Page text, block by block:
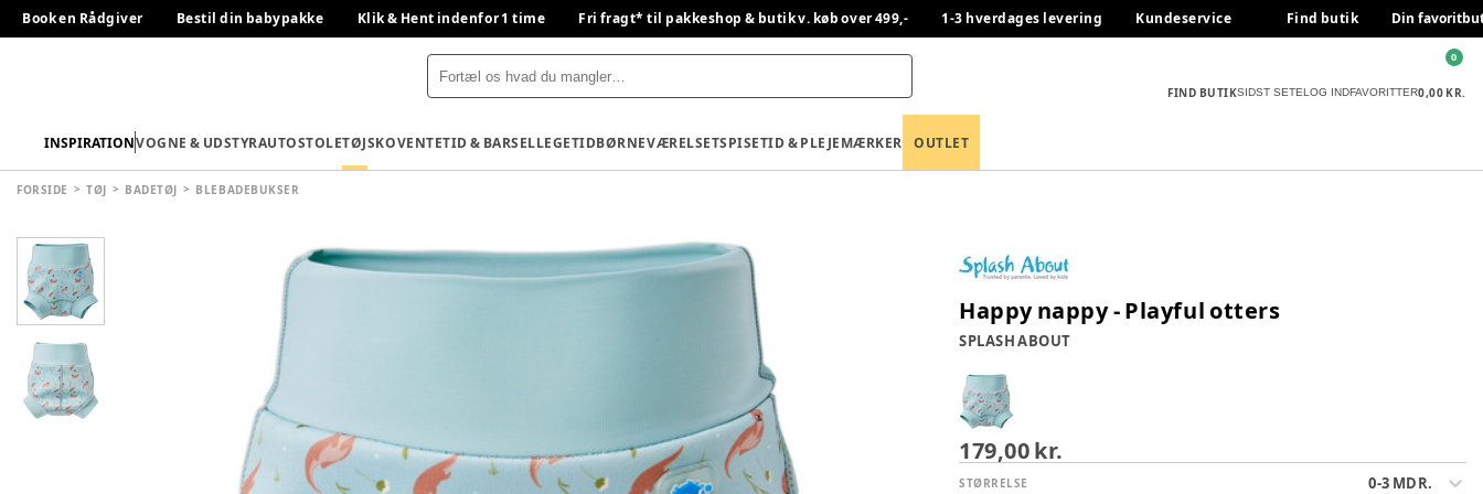
Book en Rådgiver Bestil din babypakke Klik & Hent indenfor 1 time Fri fragt* til pakkeshop & butik v. køb over 499,- 1-3 hverdages levering Kundeservice Find butik Din
FIND BUTIKSIDST SETELOG INDFAVORITTER0,00 KR.
0
INSPIRATIONVOGNE & UDSTYRAUTOSTOLETØJSKOVENTETID & BARSELLEGETIDBØRNEVÆRELSETSPISETID & PLEJEMÆRKER OUTLET
FORSIDE TØJ BADETØJ BLEBADEBUKSER
Happy nappy - Playful otters
SPLASH ABOUT
179,00 kr.
STØRRELSE 0-3 MDR.